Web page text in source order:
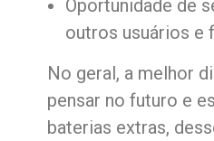
Oportunidade de
outros usuários e
No geral, a melhor
pensar no futuro e
baterias extras,